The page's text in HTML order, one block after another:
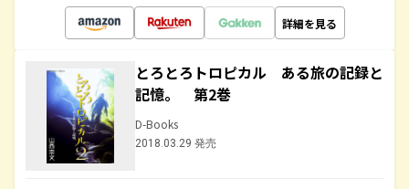
詳細を見る
とろとろトロピカル ある旅の記録と
記憶。 第2巻
D-Books
2018.03.29 発売